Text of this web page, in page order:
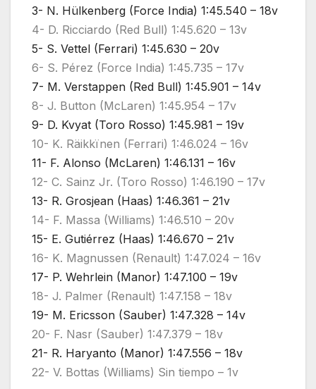
3- N. Hülkenberg (Force India) 1:45.540 – 18v
4- D. Ricciardo (Red Bull) 1:45.620 – 13v
5- S. Vettel (Ferrari) 1:45.630 – 20v
6- S. Pérez (Force India) 1:45.735 – 17v
7- M. Verstappen (Red Bull) 1:45.901 – 14v
8- J. Button (McLaren) 1:45.954 – 17v
9- D. Kvyat (Toro Rosso) 1:45.981 – 19v
10- K. Räikkïnen (Ferrari) 1:46.024 – 16v
11- F. Alonso (McLaren) 1:46.131 – 16v
12- C. Sainz Jr. (Toro Rosso) 1:46.190 – 17v
13- R. Grosjean (Haas) 1:46.361 – 21v
14- F. Massa (Williams) 1:46.510 – 20v
15- E. Gutiérrez (Haas) 1:46.670 – 21v
16- K. Magnussen (Renault) 1:47.024 – 16v
17- P. Wehrlein (Manor) 1:47.100 – 19v
18- J. Palmer (Renault) 1:47.158 – 18v
19- M. Ericsson (Sauber) 1:47.328 – 14v
20- F. Nasr (Sauber) 1:47.379 – 18v
21- R. Haryanto (Manor) 1:47.556 – 18v
22- V. Bottas (Williams) Sin tiempo – 1v